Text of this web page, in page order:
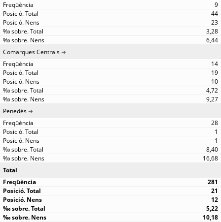
9
44
23
3,28
6,44
Comarques Centrals
14
19
10
4,72
9,27
Penedès
28
1
1
8,40
16,68
Total
281
21
12
5,22
10,18